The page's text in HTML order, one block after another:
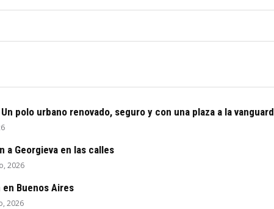
polo urbano renovado, seguro y con una plaza a la
a Georgieva en las calles
2026
Buenos Aires
2026